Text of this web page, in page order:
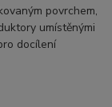
povrchem,
umístěnými
docílení